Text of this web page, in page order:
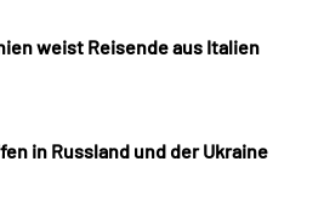
weist Reisende aus Italien
in Russland und der Ukraine